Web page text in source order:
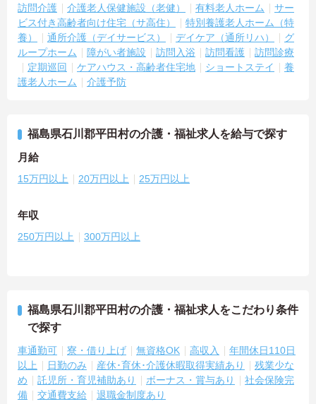
訪問介護 介護老人保健施設（老健） 有料老人ホーム
サー
ビス付き高齢者向け住宅（サ高住）
特別養護老人ホーム（特
養）
通所介護（デイサービス） デイケア（通所リハ）
グ
ループホーム
障がい者施設 訪問入浴 訪問看護
訪問診療
定期巡回
ケアハウス・高齢者住宅地 ショートステイ
養
護老人ホーム
介護予防
福島県石川郡平田村の介護・福祉求人を給与で探す
月給
15万円以上 20万円以上 25万円以上
年収
250万円以上 300万円以上
福島県石川郡平田村の介護・福祉求人をこだわり条件
で探す
車通勤可 寮・借り上げ 無資格OK 高収入
年間休日110日
以上
日勤のみ 産休･育休･介護休暇取得実績あり
残業少な
め
託児所・育児補助あり ボーナス・賞与あり
社会保険完
備
交通費支給 退職金制度あり